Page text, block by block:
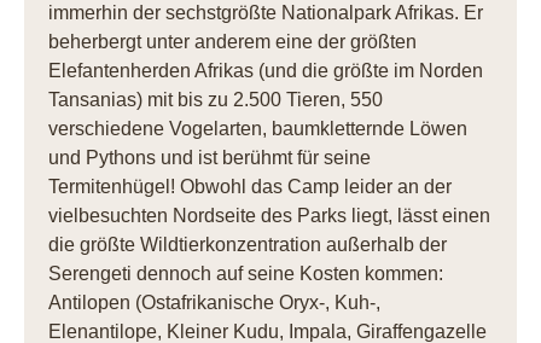
immerhin der sechstgrößte Nationalpark Afrikas. Er
beherbergt unter anderem eine der größten
Elefantenherden Afrikas (und die größte im Norden
Tansanias) mit bis zu 2.500 Tieren, 550
verschiedene Vogelarten, baumkletternde Löwen
und Pythons und ist berühmt für seine
Termitenhügel! Obwohl das Camp leider an der
vielbesuchten Nordseite des Parks liegt, lässt einen
die größte Wildtierkonzentration außerhalb der
Serengeti dennoch auf seine Kosten kommen:
Antilopen (Ostafrikanische Oryx-, Kuh-,
Elenantilope, Kleiner Kudu, Impala, Giraffengazelle